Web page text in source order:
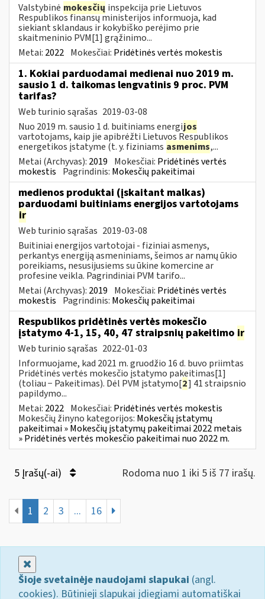
Valstybinė mokesčių inspekcija prie Lietuvos
Respublikos finansų ministerijos informuoja, kad
siekiant sklandaus ir kokybiško perėjimo prie
skaitmeninio PVM[1] grąžinimo...
Metai: 2022 Mokesčiai: Pridėtinės vertės mokestis
1. Kokiai parduodamai medienai nuo 2019 m.
sausio 1 d. taikomas lengvatinis 9 proc. PVM
tarifas?
Web turinio sąrašas 2019-03-08
Nuo 2019 m. sausio 1 d. buitiniams energijos
vartotojams, kaip jie apibrėžti Lietuvos Respublikos
energetikos įstatyme (t. y. fiziniams asmenims,...
Metai (Archyvas): 2019 Mokesčiai: Pridėtinės vertės
mokestis Pagrindinis: Mokesčių pakeitimai
medienos produktai (įskaitant malkas)
parduodami buitiniams energijos vartotojams
ir
Web turinio sąrašas 2019-03-08
Buitiniai energijos vartotojai - fiziniai asmenys,
perkantys energiją asmeniniams, šeimos ar namų ūkio
poreikiams, nesusijusiems su ūkine komercine ar
profesine veikla. Pagrindiniai PVM tarifo...
Metai (Archyvas): 2019 Mokesčiai: Pridėtinės vertės
mokestis Pagrindinis: Mokesčių pakeitimai
Respublikos pridėtinės vertės mokesčio
įstatymo 4-1, 15, 40, 47 straipsnių pakeitimo ir
Web turinio sąrašas 2022-01-03
Informuojame, kad 2021 m. gruodžio 16 d. buvo priimtas
Pridėtinės vertės mokesčio įstatymo pakeitimas[1]
(toliau − Pakeitimas). Dėl PVM įstatymo[2] 41 straipsnio
papildymo...
Metai: 2022 Mokesčiai: Pridėtinės vertės mokestis
Mokesčių žinyno kategorijos: Mokesčių įstatymų
pakeitimai » Mokesčių įstatymų pakeitimai 2022 metais
» Pridėtinės vertės mokesčio pakeitimai nuo 2022 m.
5 Įrašų(-ai) Rodoma nuo 1 iki 5 iš 77 irašų.
1 2 3 ... 16
Šioje svetainėje naudojami slapukai (angl.
cookies). Būtinieji slapukai įdiegiami automatiškai